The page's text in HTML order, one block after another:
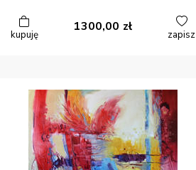
kupuję
1300,00 zł
zapisz